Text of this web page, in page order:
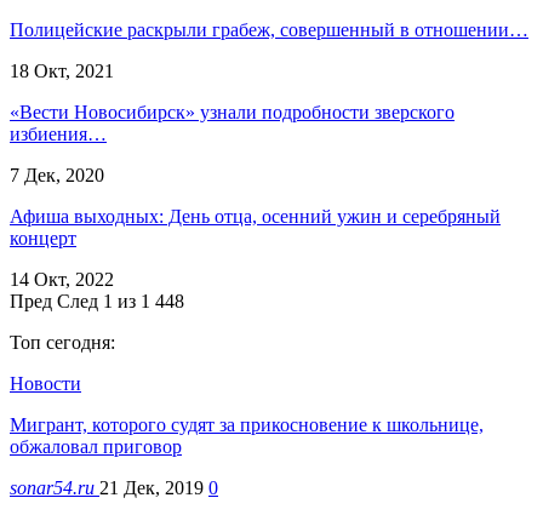
Полицейские раскрыли грабеж, совершенный в отношении…
18 Окт, 2021
«Вести Новосибирск» узнали подробности зверского
избиения…
7 Дек, 2020
Афиша выходных: День отца, осенний ужин и серебряный
концерт
14 Окт, 2022
Пред След 1 из 1 448
Топ сегодня:
Новости
Мигрант, которого судят за прикосновение к школьнице,
обжаловал приговор
sonar54.ru 21 Дек, 2019 0